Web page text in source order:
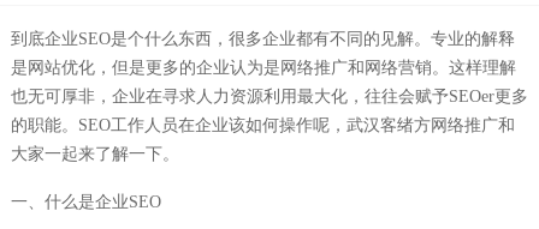
到底企业SEO是个什么东西，很多企业都有不同的见解。专业的解释
是网站优化，但是更多的企业认为是网络推广和网络营销。这样理解
也无可厚非，企业在寻求人力资源利用最大化，往往会赋予SEOer更多
的职能。SEO工作人员在企业该如何操作呢，武汉客绪方网络推广和
大家一起来了解一下。
一、什么是企业SEO